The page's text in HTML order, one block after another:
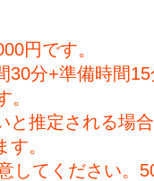
円です。
30分+準備時間
と推定される場
。
してください。